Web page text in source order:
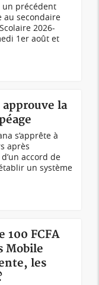
un précédent
au secondaire
2026-
1er août et
la
s’apprête à
après
accord de
un système
100 FCFA
Mobile
les